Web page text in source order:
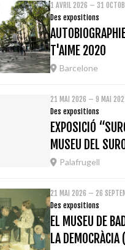
1 AVRIL 2026 – 31
Des expositions
T'AIME 2020
Barcelone
21 MAI 2026 – 9 MAI
Des expositions
EXPOSICIÓ
MUSEU DEL
Palafrugell
21 MAI 2026 – 26
Des expositions
EL MUSEU DE
LA